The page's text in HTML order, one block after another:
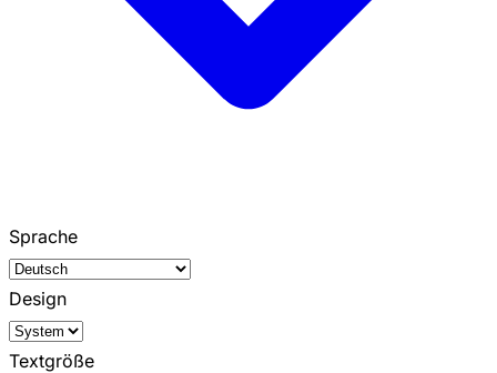
Sprache
Design
Textgröße